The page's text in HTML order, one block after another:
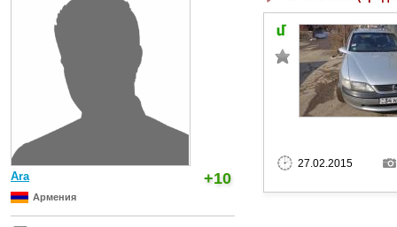
Ara +10
Армения
27.02.2015